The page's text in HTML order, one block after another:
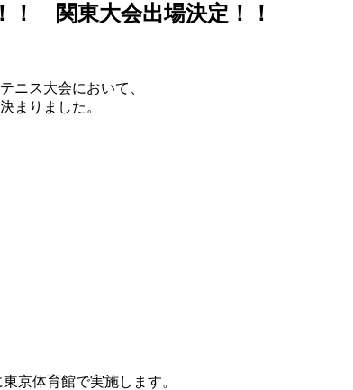
関東大会出場決定！！
ニス大会において、
まりました。
京体育館で実施します。